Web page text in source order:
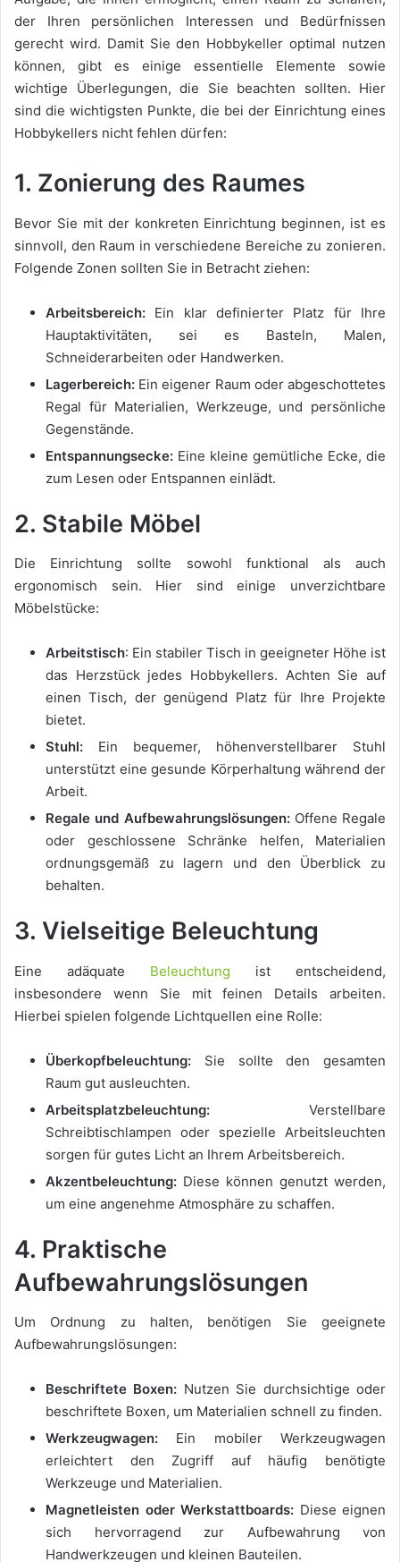
der Ihren persönlichen Interessen und Bedürfnissen
gerecht wird. Damit Sie den Hobbykeller optimal nutzen
können, gibt es einige essentielle Elemente sowie
wichtige Überlegungen, die Sie beachten sollten. Hier
sind die wichtigsten Punkte, die bei der Einrichtung eines
Hobbykellers nicht fehlen dürfen:
1. Zonierung des Raumes
Bevor Sie mit der konkreten Einrichtung beginnen, ist es
sinnvoll, den Raum in verschiedene Bereiche zu zonieren.
Folgende Zonen sollten Sie in Betracht ziehen:
Arbeitsbereich: Ein klar definierter Platz für Ihre
Hauptaktivitäten, sei es Basteln, Malen,
Schneiderarbeiten oder Handwerken.
Lagerbereich: Ein eigener Raum oder abgeschottetes
Regal für Materialien, Werkzeuge, und persönliche
Gegenstände.
Entspannungsecke: Eine kleine gemütliche Ecke, die
zum Lesen oder Entspannen einlädt.
2. Stabile Möbel
Die Einrichtung sollte sowohl funktional als auch
ergonomisch sein. Hier sind einige unverzichtbare
Möbelstücke:
Arbeitstisch: Ein stabiler Tisch in geeigneter Höhe ist
das Herzstück jedes Hobbykellers. Achten Sie auf
einen Tisch, der genügend Platz für Ihre Projekte
bietet.
Stuhl: Ein bequemer, höhenverstellbarer Stuhl
unterstützt eine gesunde Körperhaltung während der
Arbeit.
Regale und Aufbewahrungslösungen:Offene Regale
oder geschlossene Schränke helfen, Materialien
ordnungsgemäß zu lagern und den Überblick zu
behalten.
3. Vielseitige Beleuchtung
Eine adäquate Beleuchtung ist entscheidend,
insbesondere wenn Sie mit feinen Details arbeiten.
Hierbei spielen folgende Lichtquellen eine Rolle:
Überkopfbeleuchtung: Sie sollte den gesamten
Raum gut ausleuchten.
Arbeitsplatzbeleuchtung: Verstellbare
Schreibtischlampen oder spezielle Arbeitsleuchten
sorgen für gutes Licht an Ihrem Arbeitsbereich.
Akzentbeleuchtung: Diese können genutzt werden,
um eine angenehme Atmosphäre zu schaffen.
4. Praktische
Aufbewahrungslösungen
Um Ordnung zu halten, benötigen Sie geeignete
Aufbewahrungslösungen:
Beschriftete Boxen: Nutzen Sie durchsichtige oder
beschriftete Boxen, um Materialien schnell zu finden.
Werkzeugwagen: Ein mobiler Werkzeugwagen
erleichtert den Zugriff auf häufig benötigte
Werkzeuge und Materialien.
Magnetleisten oder Werkstattboards: Diese eignen
sich hervorragend zur Aufbewahrung von
Handwerkzeugen und kleinen Bauteilen.